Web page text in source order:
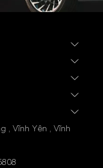
, Vĩnh Yên , Vĩnh